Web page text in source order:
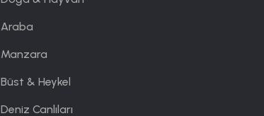
Araba
Manzara
Büst & Heykel
Deniz Canlıları